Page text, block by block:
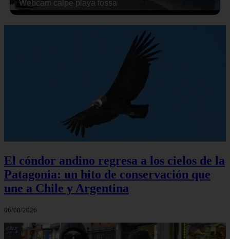
Webcam calpe playa fossa
El cóndor andino regresa a los cielos de la
Patagonia: un hito de conservación que
une a Chile y Argentina
06/08/2026